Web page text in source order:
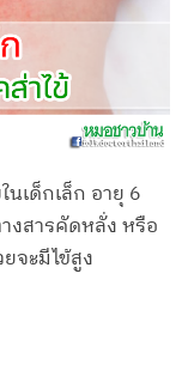
นเด็กเล็ก อายุ 6
งสารคัดหลั่ง หรือ
จะมีไข้สูง